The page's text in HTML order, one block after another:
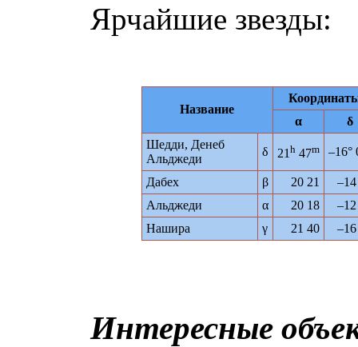
Ярчайшие звезды:
Название
α
δ
Шедди, Денеб
Альджеди
δ 21 h47m –16°
Дабех β 20 21
Альджеди
α 20 18
Нашира
γ 21 40
Интересные